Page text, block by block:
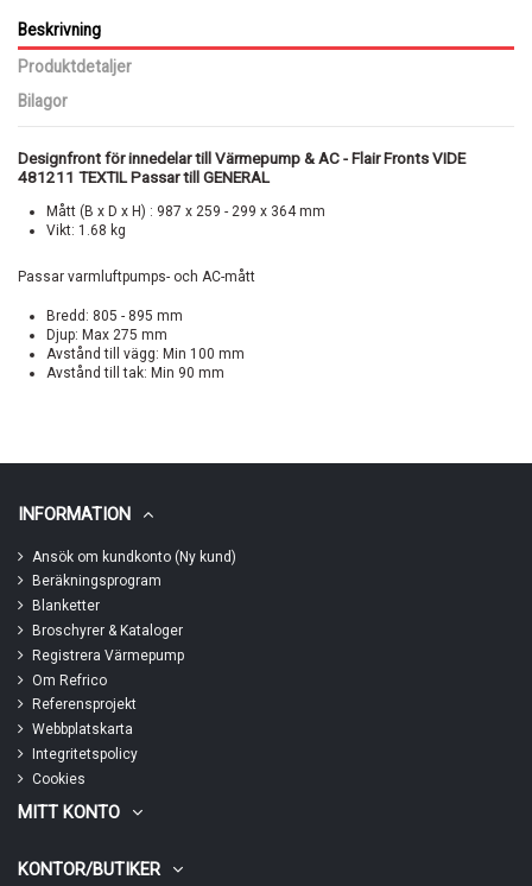
Beskrivning
Produktdetaljer
Bilagor
Designfront för innedelar till Värmepump & AC - Flair Fronts VIDE
481211 TEXTIL Passar till GENERAL
Mått (B x D x H) : 987 x 259 - 299 x 364 mm
Vikt: 1.68 kg
Passar varmluftpumps- och AC-mått
Bredd: 805 - 895 mm
Djup: Max 275 mm
Avstånd till vägg: Min 100 mm
Avstånd till tak: Min 90 mm
INFORMATION
Ansök om kundkonto (Ny kund)
Beräkningsprogram
Blanketter
Broschyrer & Kataloger
Registrera Värmepump
Om Refrico
Referensprojekt
Webbplatskarta
Integritetspolicy
Cookies
MITT KONTO
KONTOR/BUTIKER